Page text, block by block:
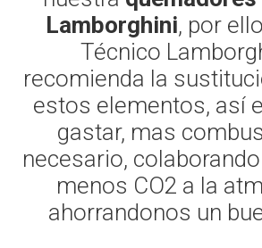
Lamborghini, por
Técnico
recomienda la
estos elementos, así
gastar, mas
necesario,
menos CO2 a la
ahorrandonos un